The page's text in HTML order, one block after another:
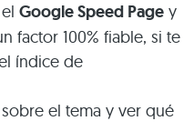
Google Speed Page y
factor 100% fiable, si te
índice de
el tema y ver qué